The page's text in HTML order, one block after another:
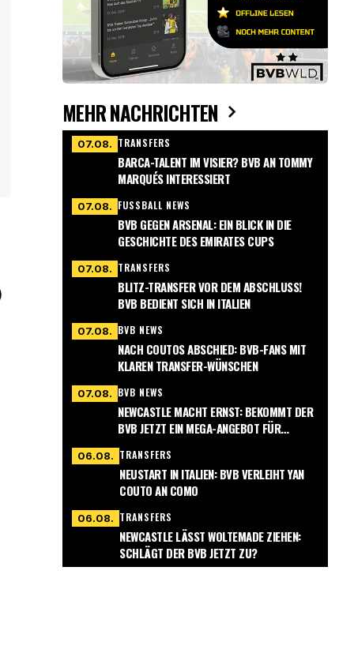
MEHR NACHRICHTEN
07.08. TRANSFERS
BARCA-TALENT IM VISIER? BVB AN TOMMY
MARQUÉS INTERESSIERT
07.08. FUSSBALL NEWS
BVB GEGEN ARSENAL: EIN BLICK IN DIE
GESCHICHTE DES EMIRATES CUPS
07.08. TRANSFERS
BLITZ-TRANSFER VOR DEM ABSCHLUSS!
BVB BEDIENT SICH IN ITALIEN
07.08. BVB NEWS
NACH COUTOS ABSCHIED: BVB-FANS MIT
KLAREN TRANSFER-WÜNSCHEN
07.08. BVB NEWS
NEWCASTLE MACHT ERNST: BEKOMMT DER
BVB JETZT EIN MEGA-ANGEBOT FÜR
NMECHA?
06.08. TRANSFERS
NEUSTART IN ITALIEN: BVB VERLEIHT YAN
COUTO AN COMO
06.08. TRANSFERS
NEWCASTLE LÄSST WOLTEMADE ZIEHEN:
SCHLÄGT DER BVB JETZT ZU?